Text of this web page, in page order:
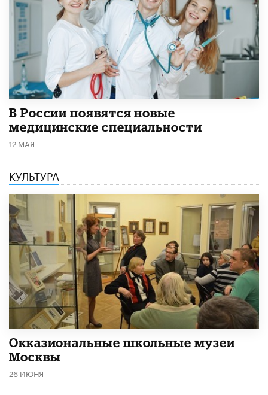
В России появятся новые
медицинские специальности
12 МАЯ
КУЛЬТУРА
​Окказиональные школьные музеи
Москвы
26 ИЮНЯ